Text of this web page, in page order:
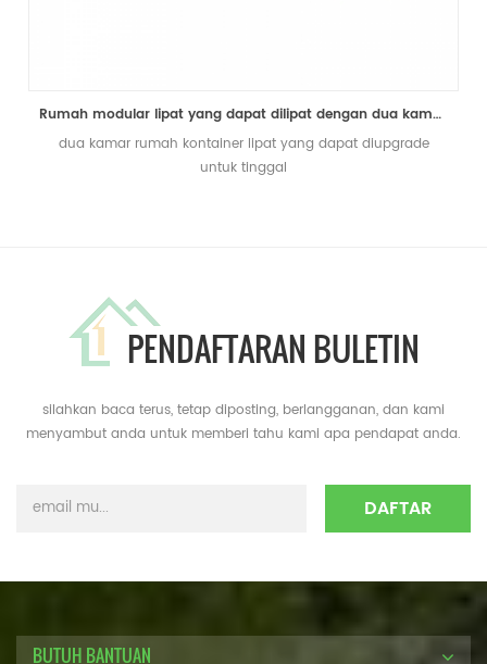
Rumah modular lipat yang dapat dilipat dengan dua kamar tidur yang sudah siap dijual
dua kamar rumah kontainer lipat yang dapat diupgrade
untuk tinggal
PENDAFTARAN BULETIN
silahkan baca terus, tetap diposting, berlangganan, dan kami
menyambut anda untuk memberi tahu kami apa pendapat anda.
BUTUH BANTUAN